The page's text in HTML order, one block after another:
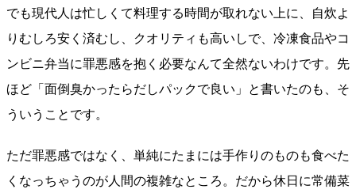
でも現代人は忙しくて料理する時間が取れない上に、自炊よ
りむしろ安く済むし、クオリティも高いしで、冷凍食品やコ
ンビニ弁当に罪悪感を抱く必要なんて全然ないわけです。先
ほど「面倒臭かったらだしパックで良い」と書いたのも、そ
ういうことです。
ただ罪悪感ではなく、単純にたまには手作りのものも食べた
くなっちゃうのが人間の複雑なところ。だから休日に常備菜